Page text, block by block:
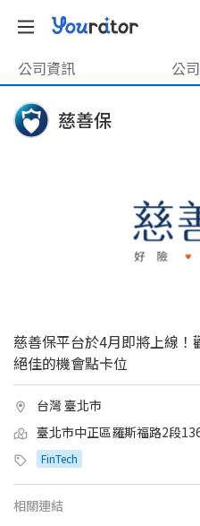
公司資訊 公
慈善保​
慈善保平台於4月即將上線
絕佳的機會點卡位
台灣 臺北市
臺北市中正區羅斯福路2段
FinTech
相關連結